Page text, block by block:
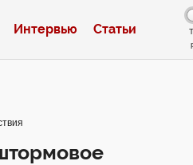
Интервью Статьи